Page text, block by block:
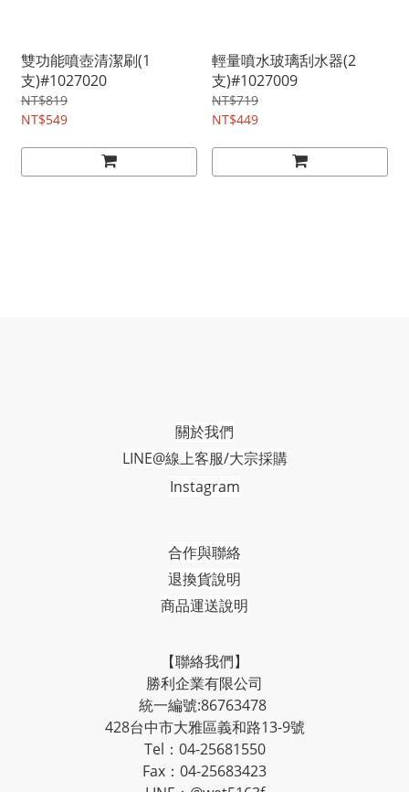
雙功能噴壺清潔刷(1
支)#1027020
NT$819
NT$549
輕量噴水玻璃刮水器(2
支)#1027009
NT$719
NT$449
關於我們
LINE@線上客服/大宗採購
Instagram
合作與聯絡
退換貨說明
商品運送說明
【聯絡我們】
勝利企業有限公司
統一編號:86763478
428台中市大雅區義和路13-9號
Tel：04-25681550
Fax：04-25683423